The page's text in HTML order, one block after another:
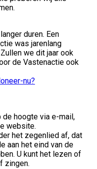
duren. Een
was jarenlang
we dit jaar ook
de Vastenactie ook
nu?
hoogte via e-mail,
website.
het zegenlied af, dat
aan het eind van de
U kunt het lezen of
zingen.